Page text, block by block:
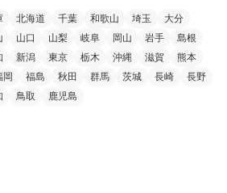
北海道 千葉 和歌山 埼玉
大分
山口 山梨 岐阜 岡山 岩手
島根
新潟 東京 栃木 沖縄 滋賀
熊本
岡 福島 秋田 群馬 茨城 長崎
長野
鳥取 鹿児島